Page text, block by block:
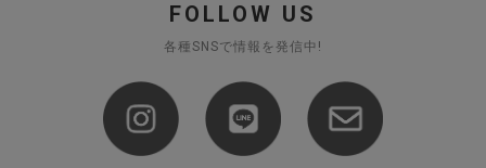
FOLLOW US
各種SNSで情報を発信中!